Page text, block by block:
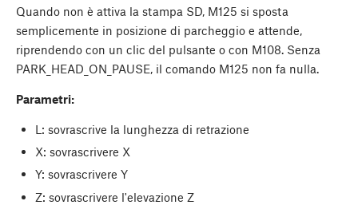
Quando non è attiva la stampa SD, M125 si sposta
semplicemente in posizione di parcheggio e attende,
riprendendo con un clic del pulsante o con M108. Senza
PARK_HEAD_ON_PAUSE, il comando M125 non fa nulla.
Parametri:
L: sovrascrive la lunghezza di retrazione
X: sovrascrivere X
Y: sovrascrivere Y
Z: sovrascrivere l'elevazione Z